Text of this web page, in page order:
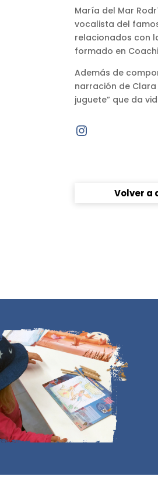
María del Mar
vocalista del
relacionados con
formado en
Además de
narración de Clara
juguete” que da
Volver a